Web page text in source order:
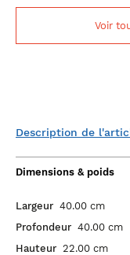
Voir
Description de
Dimensions & poids
Largeur 40.00 cm
Profondeur 40.00 cm
Hauteur 22.00 cm